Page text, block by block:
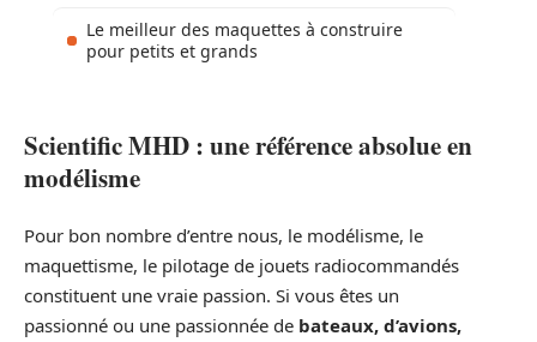
Le meilleur des maquettes à construire
pour petits et grands
Scientific MHD : une référence absolue en
modélisme
Pour bon nombre d’entre nous, le modélisme, le
maquettisme, le pilotage de jouets radiocommandés
constituent une vraie passion. Si vous êtes un
passionné ou une passionnée de bateaux, d’avions,